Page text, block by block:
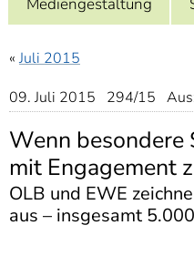
7]
« Juli 2015
09. Juli 2015 294/15
Wenn
mit Engagement
OLB und EWE
aus – insgesamt